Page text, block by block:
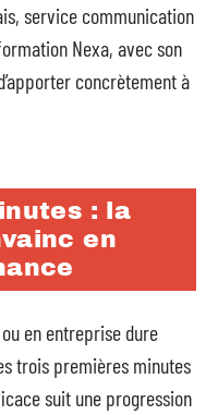
service communication
Nexa, avec son
concrètement à
: la
en
en entreprise dure
trois premières minutes
suit une progression